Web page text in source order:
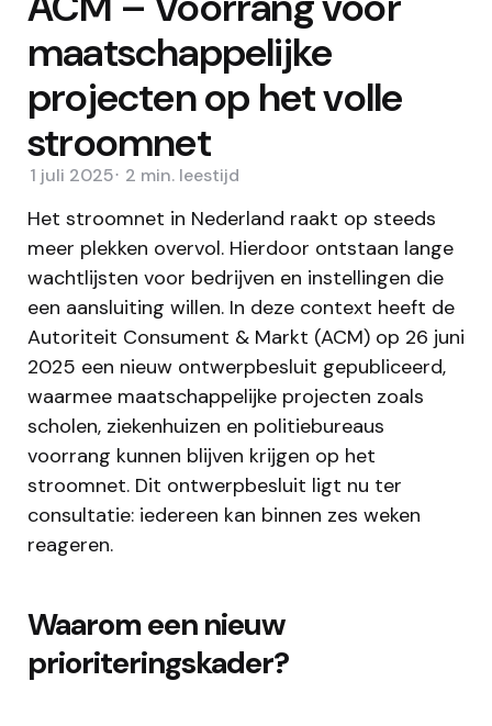
maatschappelijke
projecten op het volle
stroomnet
1 juli 2025 2 min. leestijd
Het stroomnet in Nederland raakt op steeds
meer plekken overvol. Hierdoor ontstaan lange
wachtlijsten voor bedrijven en instellingen die
een aansluiting willen. In deze context heeft de
Autoriteit Consument & Markt (ACM) op 26 juni
2025 een nieuw ontwerpbesluit gepubliceerd,
waarmee maatschappelijke projecten zoals
scholen, ziekenhuizen en politiebureaus
voorrang kunnen blijven krijgen op het
stroomnet. Dit ontwerpbesluit ligt nu ter
consultatie: iedereen kan binnen zes weken
reageren.
Waarom een nieuw
prioriteringskader?